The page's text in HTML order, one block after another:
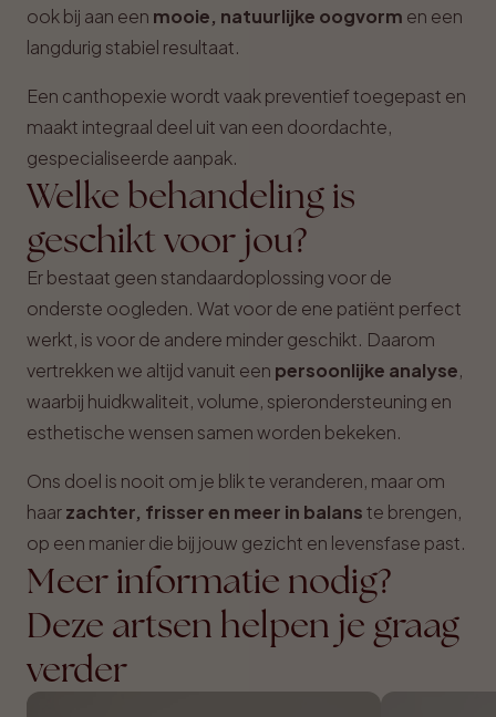
ook bij aan een mooie, natuurlijke oogvorm en een
langdurig stabiel resultaat.
Een canthopexie wordt vaak preventief toegepast en
maakt integraal deel uit van een doordachte,
gespecialiseerde aanpak.
Welke behandeling is
geschikt voor jou?
Er bestaat geen standaardoplossing voor de
onderste oogleden. Wat voor de ene patiënt perfect
werkt, is voor de andere minder geschikt. Daarom
vertrekken we altijd vanuit een persoonlijke analyse,
waarbij huidkwaliteit, volume, spierondersteuning en
esthetische wensen samen worden bekeken.
Ons doel is nooit om je blik te veranderen, maar om
haarzachter, frisser en meer in balanste brengen,
op een manier die bij jouw gezicht en levensfase past.
Meer informatie nodig?
Deze artsen helpen je graag
verder